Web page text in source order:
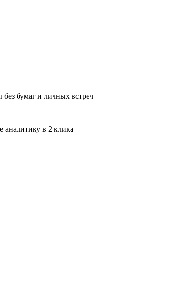
бумаг и личных встреч
аналитику в 2 клика